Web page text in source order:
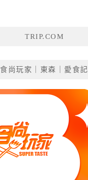
TRIP.COM
食尚玩家｜東森｜愛食記